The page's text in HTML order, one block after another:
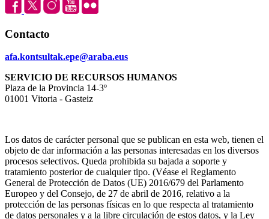
Contacto
afa.kontsultak.epe@araba.eus
SERVICIO DE RECURSOS HUMANOS
Plaza de la Provincia 14-3º
01001 Vitoria - Gasteiz
Los datos de carácter personal que se publican en esta web, tienen el
objeto de dar información a las personas interesadas en los diversos
procesos selectivos. Queda prohibida su bajada a soporte y
tratamiento posterior de cualquier tipo. (Véase el Reglamento
General de Protección de Datos (UE) 2016/679 del Parlamento
Europeo y del Consejo, de 27 de abril de 2016, relativo a la
protección de las personas físicas en lo que respecta al tratamiento
de datos personales y a la libre circulación de estos datos, y la Ley